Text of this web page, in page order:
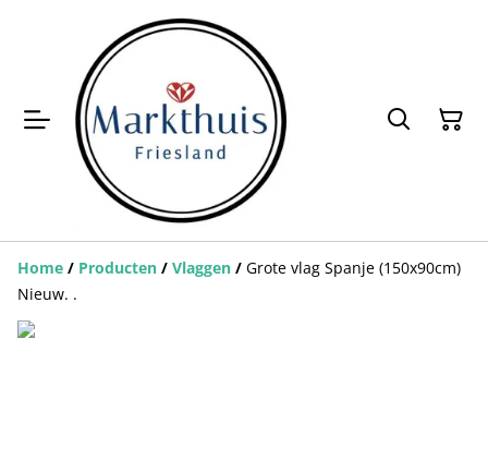
Home / Producten / Vlaggen / Grote vlag Spanje (150x90cm)
Nieuw. .